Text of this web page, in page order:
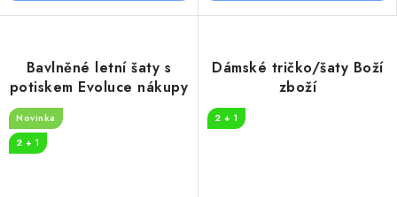
Bavlněné letní šaty s
potiskem Evoluce nákupy
Novinka
2 + 1
Dámské tričko/šaty Boží
zboží
2 + 1